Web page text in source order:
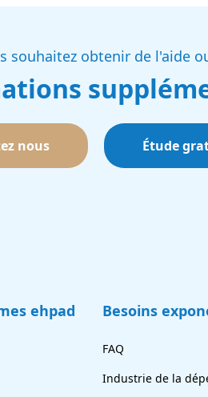
souhaitez obtenir de l'aide
nous Étude
ehpad Besoins
FAQ
Industrie de la